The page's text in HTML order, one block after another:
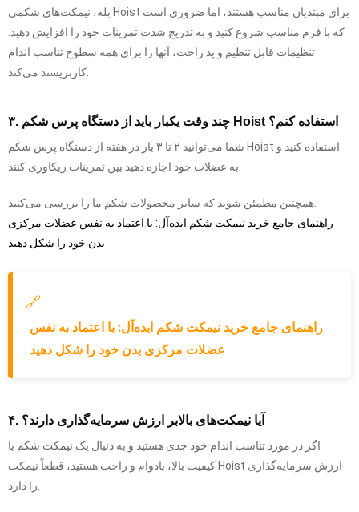
بله، نیمکت‌های شکمی Hoist برای مبتدیان مناسب هستند، اما ضروری است
که با فرم مناسب شروع کنید و به تدریج شدت تمرینات خود را افزایش دهید.
تنظیمات قابل تنظیم و پد راحت، آنها را برای همه سطوح تناسب اندام
۳. چند وقت یکبار باید از دستگاه پرس شکم Hoist استفاده کنم؟
شما می‌توانید ۲ تا ۳ بار در هفته از دستگاه پرس شکم Hoist استفاده کنید و
راهنمای جامع خرید نیمکت شکم ایده‌آل: با اعتماد به نفس عضلات مرکزی
بدن خود را شکل دهید
🔗
راهنمای جامع خرید نیمکت شکم ایده‌آل: با اعتماد به نفس
عضلات مرکزی بدن خود را شکل دهید
۴. آیا نیمکت‌های بالابر ارزش سرمایه‌گذاری دارند؟
اگر در مورد تناسب اندام خود جدی هستید و به دنبال یک نیمکت شکم با
کیفیت بالا، بادوام و راحت هستید، قطعاً نیمکت Hoist ارزش سرمایه‌گذاری